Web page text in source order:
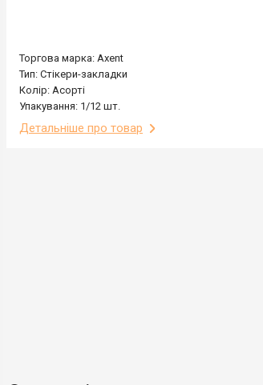
Торгова марка: Axent
Тип: Стікери-закладки
Колір: Асорті
Упакування: 1/12 шт.
Детальніше про товар